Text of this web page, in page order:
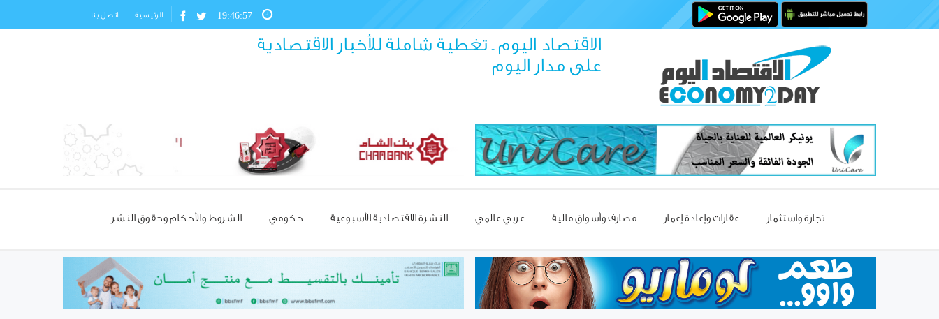
19:46:58 الرئيسية اتصل بنا
الاقتصاد اليوم ـ تغطية شاملة للأخبار الاقتصادية
على مدار اليوم
تجارة واستثمار عقارات وإعادة إعمار مصارف وأسواق مالية عربي عالمي النشرة الاقتصادية الأسبوعية حكومي الشروط والأحكام وحقوق النشر
مسؤول تركي: غياب العمالة
الأحذية!
استئناف مرور شاحنات النفط
العراقي عبر حمص